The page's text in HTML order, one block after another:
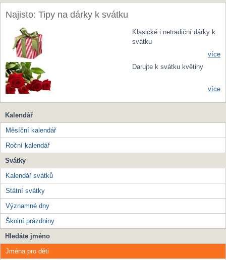
Najisto: Tipy na dárky k svátku
Klasické i netradiční dárky k
svátku
více
Darujte k svátku květiny
více
Kalendář
Měsíční kalendář
Roční kalendář
Svátky
Kalendář svátků
Státní svátky
Významné dny
Školní prázdniny
Hledáte jméno
Jména pro děti